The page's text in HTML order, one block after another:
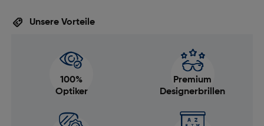
Unsere Vorteile
100%
Optiker
Premium
Designerbrillen